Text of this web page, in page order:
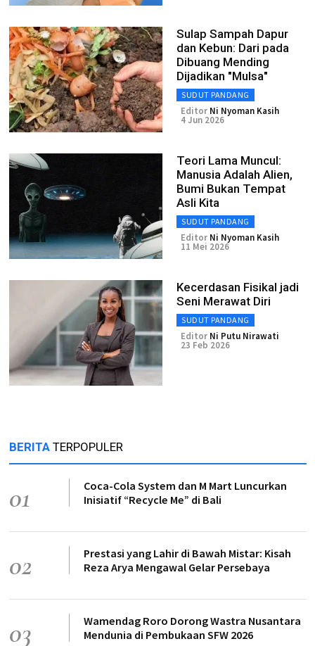
Sulap Sampah Dapur
dan Kebun: Dari pada
Dibuang Mending
Dijadikan "Mulsa"
SUDUT PANDANG
Editor Ni Nyoman Kasih
4 Jun 2026
Teori Lama Muncul:
Manusia Adalah Alien,
Bumi Bukan Tempat
Asli Kita
SUDUT PANDANG
Editor Ni Nyoman Kasih
11 Mei 2026
Kecerdasan Fisikal jadi
Seni Merawat Diri
SUDUT PANDANG
Editor Ni Putu Nirawati
23 Feb 2026
BERITA TERPOPULER
01
Coca-Cola System dan M Mart Luncurkan
Inisiatif “Recycle Me” di Bali
02
Prestasi yang Lahir di Bawah Mistar: Kisah
Reza Arya Mengawal Gelar Persebaya
03
Wamendag Roro Dorong Wastra Nusantara
Mendunia di Pembukaan SFW 2026